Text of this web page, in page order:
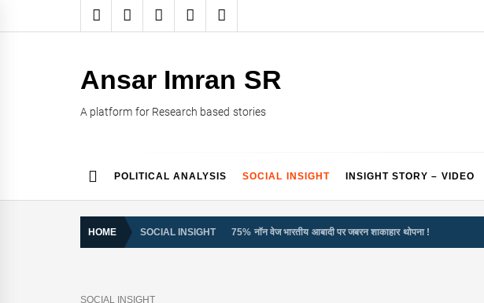
to
Ansar Imran SR
A platform for Research based stories
POLITICAL ANALYSIS SOCIAL INSIGHT INSIGHT STORY – VIDEO
HOME SOCIAL INSIGHT 75% नॉन वेज भारतीय आबादी पर जबरन शाकाहार थोपना !
SOCIAL INSIGHT